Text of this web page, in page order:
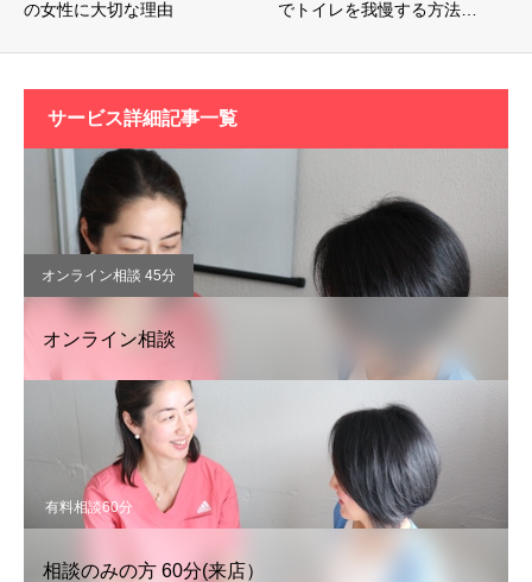
の女性に大切な理由 でトイレを我慢する方法…
サービス詳細記事一覧
オンライン相談 45分
オンライン相談
有料相談60分
相談のみの方 60分(来店）